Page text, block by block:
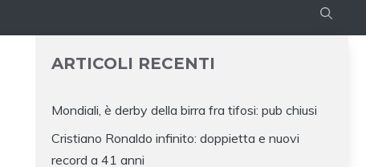
ARTICOLI RECENTI
Mondiali, è derby della birra fra tifosi: pub chiusi
Cristiano Ronaldo infinito: doppietta e nuovi
record a 41 anni